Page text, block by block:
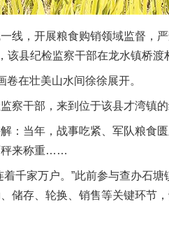
，开展粮食购销领域监督，
该县纪检监察干部在龙水镇桥
在壮美山水间徐徐展开。
干部，来到位于该县才湾镇的
当年，战事吃紧、军队粮食
秤来称重……
家万户。”此前参与查办石塘
存、轮换、销售等关键环节，